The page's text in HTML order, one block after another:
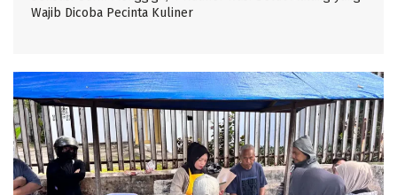
Wajib Dicoba Pecinta Kuliner